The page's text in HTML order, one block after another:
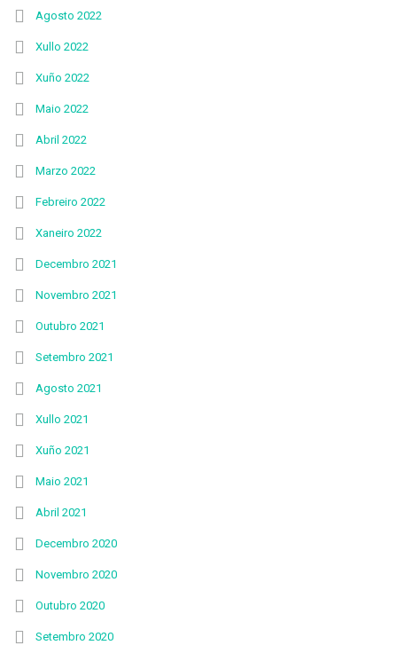
Agosto 2022
Xullo 2022
Xuño 2022
Maio 2022
Abril 2022
Marzo 2022
Febreiro 2022
Xaneiro 2022
Decembro 2021
Novembro 2021
Outubro 2021
Setembro 2021
Agosto 2021
Xullo 2021
Xuño 2021
Maio 2021
Abril 2021
Decembro 2020
Novembro 2020
Outubro 2020
Setembro 2020